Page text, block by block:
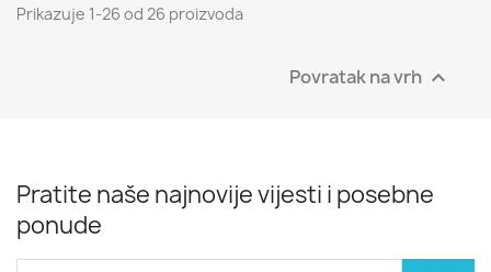
Prikazuje 1-26 od 26 proizvoda
Povratak na vrh 
Pratite naše najnovije vijesti i posebne
ponude